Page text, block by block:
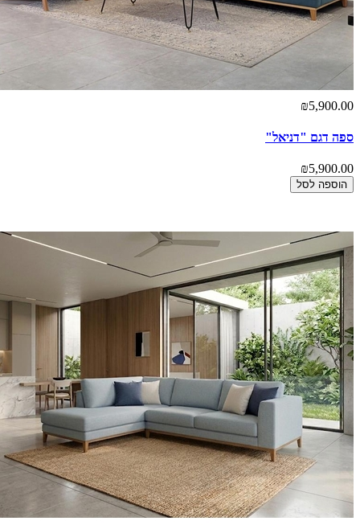
₪5,900.00
ספה דגם "דניאל"
₪5,900.00
הוספה לסל